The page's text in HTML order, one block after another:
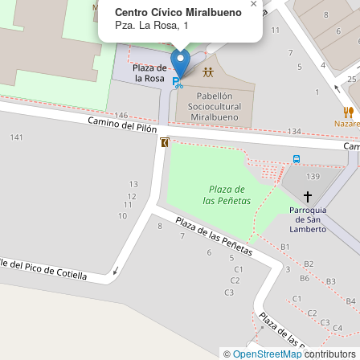
Centro Cívico Miralbueno
Pza. La Rosa, 1
×
©OpenStreetMapcontributors